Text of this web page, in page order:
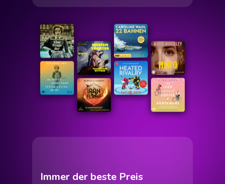
Immer der beste Preis